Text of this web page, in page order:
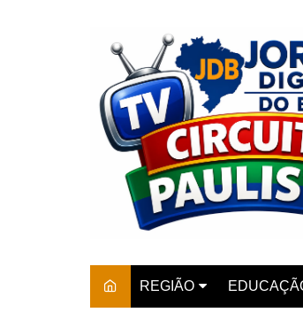
REGIÃO